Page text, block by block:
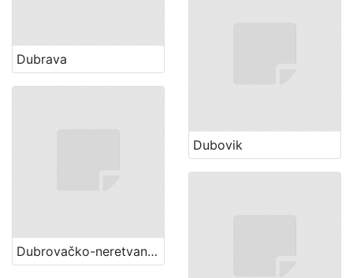
Dubovik
Dubrava
Dubrovačko-neretvanska